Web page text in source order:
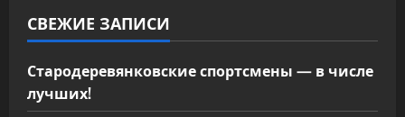
я
м
СВЕЖИЕ ЗАПИСИ
Стародеревянковские спортсмены — в числе
лучших!